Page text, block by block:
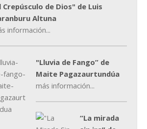
Crepúsculo de Dios" de Luis
Altuna
información...
"Lluvia de Fango” de
Maite Pagazaurtundúa
más información...
“La mirada